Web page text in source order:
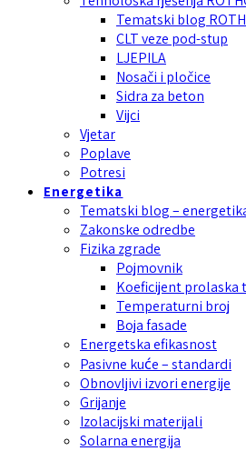
Tematski blog
CLT veze pod-stup
LJEPILA
Nosači i pločice
Sidra za beton
Vijci
Vjetar
Poplave
Potresi
Energetika
Tematski blog –
Zakonske odredbe
Fizika zgrade
Pojmovnik
Koeficijent prolaska
Temperaturni broj
Boja fasade
Energetska efikasnost
Pasivne kuće – standardi
Obnovljivi izvori energije
Grijanje
Izolacijski materijali
Solarna energija